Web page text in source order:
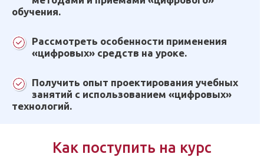
обучения.
Рассмотреть особенности применения
«цифровых» средств на уроке.
Получить опыт проектирования учебных
занятий с использованием «цифровых»
технологий.
Как поступить на курс